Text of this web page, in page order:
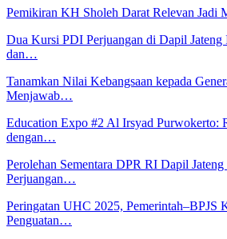
Pemikiran KH Sholeh Darat Relevan Jadi
Dua Kursi PDI Perjuangan di Dapil
dan…
Tanamkan Nilai Kebangsaan kepada
Menjawab…
Education Expo #2 Al Irsyad Purwokerto:
dengan…
Perolehan Sementara DPR RI Dapil
Perjuangan…
Peringatan UHC 2025, Pemerintah–BPJS
Penguatan…